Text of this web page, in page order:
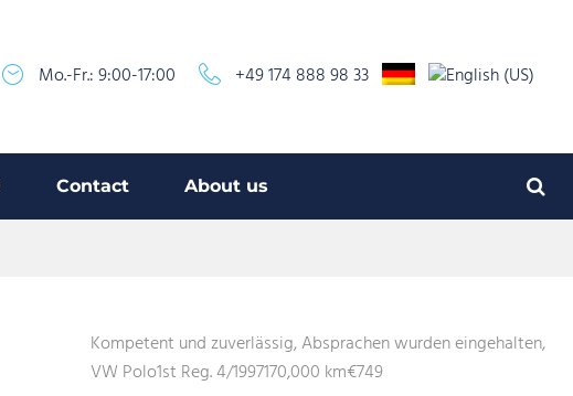
Mo.-Fr.: 9:00-17:00 +49 174 888 98 33
Contact About us
Kompetent und zuverlässig, Absprachen wurden eingehalten,
VW Polo1st Reg. 4/1997170,000 km€749